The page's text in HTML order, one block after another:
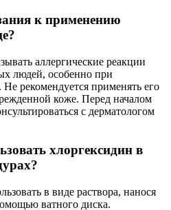
к применению
аллергические реакции
людей, особенно при
рекомендуется применять его
коже. Перед началом
с дерматологом
хлоргексидин в
в виде раствора, нанося
ватного диска.